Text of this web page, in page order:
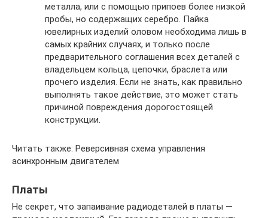
металла, или с помощью припоев более низкой
пробы, но содержащих серебро. Пайка
ювелирных изделий оловом необходима лишь в
самых крайних случаях, и только после
предварительного соглашения всех деталей с
владельцем кольца, цепочки, браслета или
прочего изделия. Если не знать, как правильно
выполнять такое действие, это может стать
причиной повреждения дорогостоящей
конструкции.
Читать также: Реверсивная схема управления
асинхронным двигателем
Платы
Не секрет, что запаивание радиодеталей в платы —